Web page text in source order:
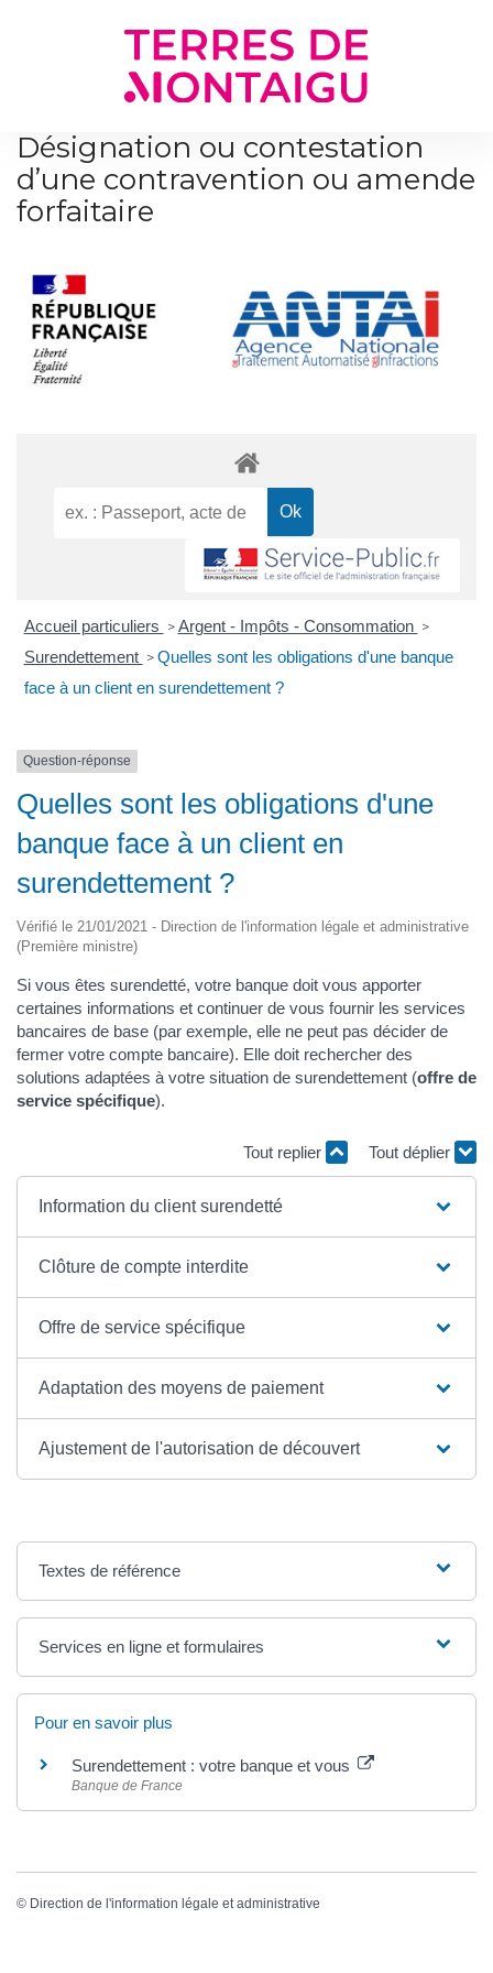
Désignation ou contestation
d’une contravention ou amende
forfaitaire
Accueil particuliers > Argent - Impôts - Consommation >
Surendettement > Quelles sont les obligations d'une banque
face à un client en surendettement ?
Question-réponse
Quelles sont les obligations d'une
banque face à un client en
surendettement ?
Vérifié le 21/01/2021 - Direction de l'information légale et administrative
(Première ministre)
Si vous êtes surendetté, votre banque doit vous apporter
certaines informations et continuer de vous fournir les services
bancaires de base (par exemple, elle ne peut pas décider de
fermer votre compte bancaire). Elle doit rechercher des
solutions adaptées à votre situation de surendettement (offre de
service spécifique).
Tout replier Tout déplier
Information du client surendetté
Clôture de compte interdite
Offre de service spécifique
Adaptation des moyens de paiement
Ajustement de l'autorisation de découvert
Textes de référence
Services en ligne et formulaires
Pour en savoir plus
Surendettement : votre banque et vous
Banque de France
© Direction de l'information légale et administrative